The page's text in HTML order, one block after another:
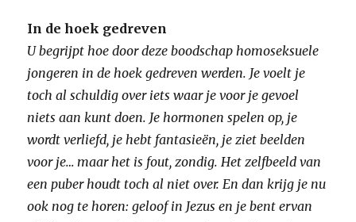
In de hoek gedreven
U begrijpt hoe door deze boodschap homoseksuele
jongeren in de hoek gedreven werden. Je voelt je
toch al schuldig over iets waar je voor je gevoel
niets aan kunt doen. Je hormonen spelen op, je
wordt verliefd, je hebt fantasieën, je ziet beelden
voor je… maar het is fout, zondig. Het zelfbeeld van
een puber houdt toch al niet over. En dan krijg je nu
ook nog te horen: geloof in Jezus en je bent ervan